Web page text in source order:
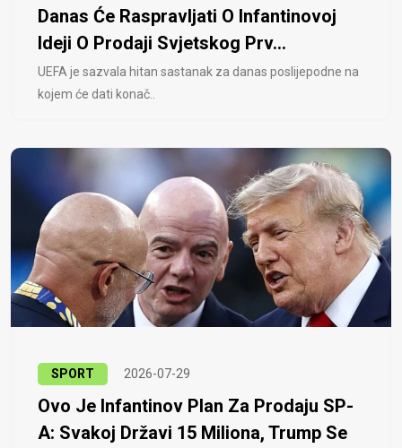
Danas Će Raspravljati O Infantinovoj
Ideji O Prodaji Svjetskog Prv...
UEFA je sazvala hitan sastanak za danas poslijepodne na
kojem će dati konač..
SPORT 2026-07-29
Ovo Je Infantinov Plan Za Prodaju SP-
A: Svakoj Državi 15 Miliona, Trump Se